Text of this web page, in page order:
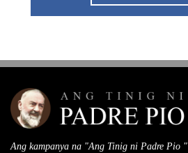
Ang kampanya na "Ang Tinig ni Padre Pio